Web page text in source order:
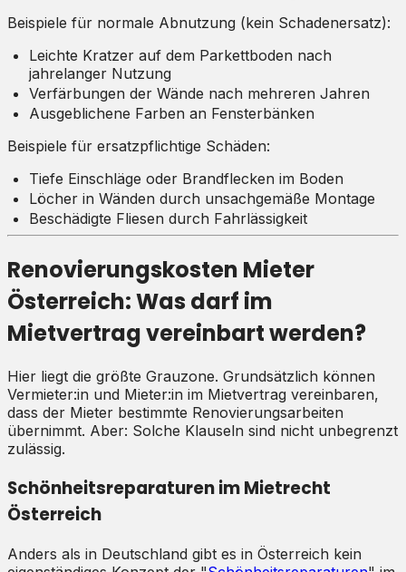
Beispiele für normale Abnutzung (kein Schadenersatz):
Leichte Kratzer auf dem Parkettboden nach
jahrelanger Nutzung
Verfärbungen der Wände nach mehreren Jahren
Ausgeblichene Farben an Fensterbänken
Beispiele für ersatzpflichtige Schäden:
Tiefe Einschläge oder Brandflecken im Boden
Löcher in Wänden durch unsachgemäße Montage
Beschädigte Fliesen durch Fahrlässigkeit
Renovierungskosten Mieter
Österreich: Was darf im
Mietvertrag vereinbart werden?
Hier liegt die größte Grauzone. Grundsätzlich können
Vermieter:in und Mieter:in im Mietvertrag vereinbaren,
dass der Mieter bestimmte Renovierungsarbeiten
übernimmt. Aber: Solche Klauseln sind nicht unbegrenzt
zulässig.
Schönheitsreparaturen im Mietrecht
Österreich
Anders als in Deutschland gibt es in Österreich kein